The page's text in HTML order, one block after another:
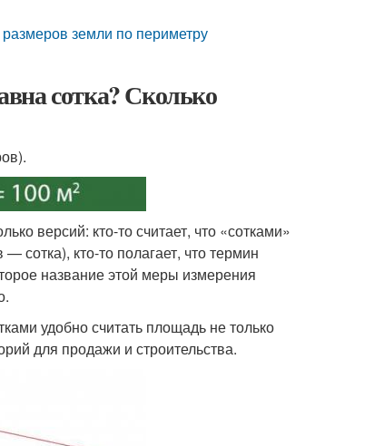
земли по периметру
сотка? Сколько
версий: кто-то считает, что «сотками»
сотка), кто-то полагает, что термин
название этой меры измерения
удобно считать площадь не только
для продажи и строительства.